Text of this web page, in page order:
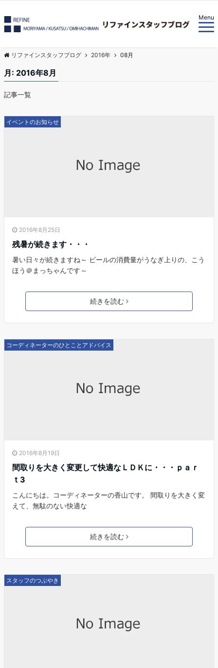
Menu
リファインスタッフブログ 2016年 08月
月: 2016年8月
記事一覧
イベントのお知らせ
2016年8月25日
残暑が続きます・・・
暑い日々が続きますね～ ビールの消費量がうなぎ上りの、こう
ほう＠まっちゃんです～
続きを読む
コーディネーターのひとことアドバイス
2016年8月19日
間取りを大きく変更して快適なＬＤＫに・・・ｐａｒ
ｔ3
こんにちは。コーディネーターの香山です。 間取りを大きく変
えて、無駄のない快適な
続きを読む
スタッフのつぶやき